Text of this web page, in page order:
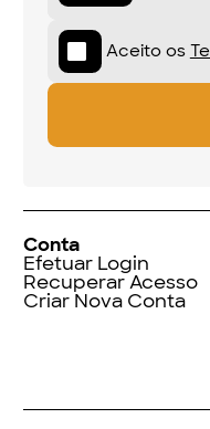
Aceito os
Conta
Efetuar Login
Recuperar Acesso
Criar Nova Conta